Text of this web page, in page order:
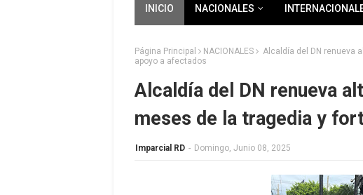
INICIO NACIONALES
Página Principal NACIONALES
Alcaldía del DN renueva
apoyo a afectados
Alcaldía del DN renueva
meses de la tragedia y
Imparcial RD - Domingo, Junio 08, 2025